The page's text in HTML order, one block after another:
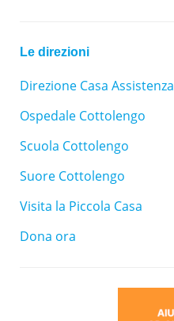
Le direzioni
Direzione Casa Assistenza
Ospedale Cottolengo
Scuola Cottolengo
Suore Cottolengo
Visita la Piccola Casa
Dona ora